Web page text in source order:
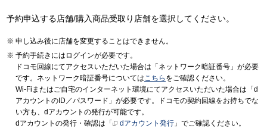
予約申込する店舗/購入商品受取り店舗を選択してください。
申し込み後に店舗を変更することはできません。
予約手続きにはログインが必要です。
ドコモ回線にてアクセスいただいた場合は「ネットワーク暗証番号」が必要
です。ネットワーク暗証番号についてはこちら をご確認ください。
Wi-Fiまたはご自宅のインターネット環境にてアクセスいただいた場合は「d
アカウントのID／パスワード」が必要です。ドコモの契約回線をお持ちでな
い方も、dアカウントの発行が可能です。
dアカウントの発行・確認は「
dアカウント発行 」でご確認ください。